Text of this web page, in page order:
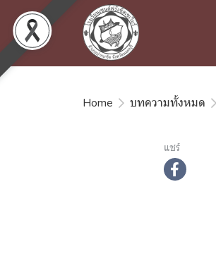
Home บทความทั้งหมด
แชร์